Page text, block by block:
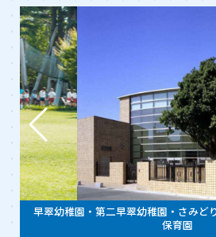
早翠幼稚園・第二早翠幼稚園・さみど
保育園